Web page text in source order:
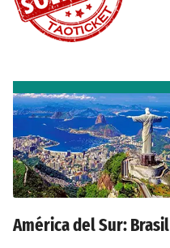
América del Sur: Brasil